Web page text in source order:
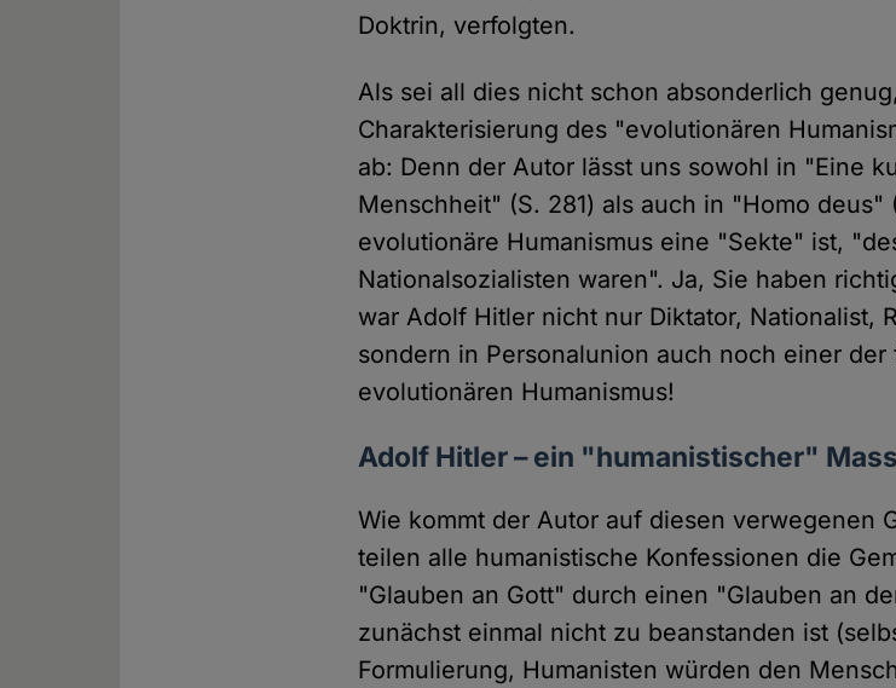
Doktrin, verfolgten.
Als sei all dies nicht schon absonderlich
Charakterisierung des "evolutionären
ab: Denn der Autor lässt uns sowohl in "Eine
Menschheit" (S. 281) als auch in "Homo deus"
evolutionäre Humanismus eine "Sekte" ist,
Nationalsozialisten waren". Ja, Sie haben
war Adolf Hitler nicht nur Diktator, Nationalist,
sondern in Personalunion auch noch einer
evolutionären Humanismus!
Adolf Hitler – ein "humanistischer"
Wie kommt der Autor auf diesen verwegenen
teilen alle humanistische Konfessionen die
"Glauben an Gott" durch einen "Glauben an
zunächst einmal nicht zu beanstanden ist
Formulierung, Humanisten würden den